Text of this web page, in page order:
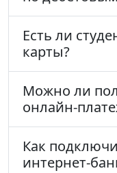
Есть ли
карты?
Можно ли
онлайн-
Как
интернет-